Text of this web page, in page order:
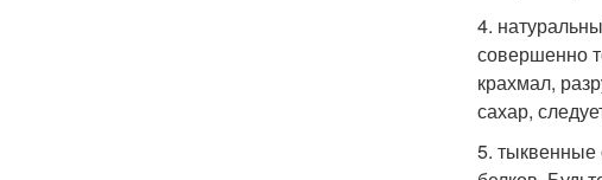
4.
совершенно
крахмал,
сахар,
5. тыквенные